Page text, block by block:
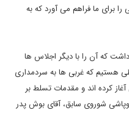
برای ما فراهم می آورد که به
که آن را با دیگر اجلاس ها
هستیم که غربی ها به سردمداری
کرده اند و مقدمات تسلط بر
شوروی سابق، آقای بوش پدر